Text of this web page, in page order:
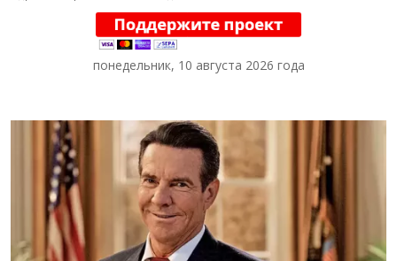
понедельник, 10 августа 2026 года